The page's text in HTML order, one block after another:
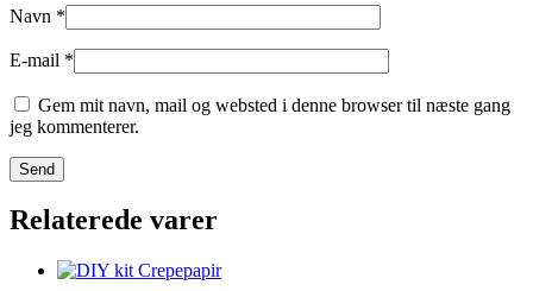
Navn *
E-mail *
Gem mit navn, mail og websted i denne browser til næste gang
jeg kommenterer.
Relaterede varer